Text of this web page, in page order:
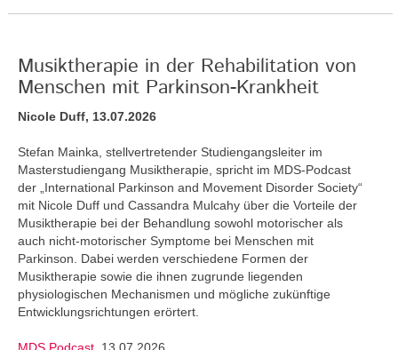
Musiktherapie in der Rehabilitation von
Menschen mit Parkinson-Krankheit
Nicole Duff, 13.07.2026
Stefan Mainka, stellvertretender Studiengangsleiter im
Masterstudiengang Musiktherapie, spricht im MDS-Podcast
der „International Parkinson and Movement Disorder Society“
mit Nicole Duff und Cassandra Mulcahy über die Vorteile der
Musiktherapie bei der Behandlung sowohl motorischer als
auch nicht-motorischer Symptome bei Menschen mit
Parkinson. Dabei werden verschiedene Formen der
Musiktherapie sowie die ihnen zugrunde liegenden
physiologischen Mechanismen und mögliche zukünftige
Entwicklungsrichtungen erörtert.